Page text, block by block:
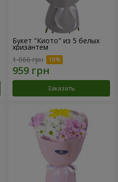
Букет "Киото" из 5 белых
хризантем
1 066 грн
Заказать